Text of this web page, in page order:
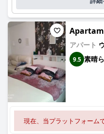
アパート
9.5 素晴
現在、当プラットフォーム